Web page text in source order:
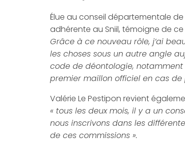
Élue au conseil départementale de
adhérente au Sniil, témoigne de
Grâce à ce nouveau rôle, j’ai
les choses sous un autre angle
code de déontologie,
premier maillon officiel en cas de
Valérie Le Pestipon revient
« tous les deux mois, il y a un
nous inscrivons dans les
de ces commissions ».